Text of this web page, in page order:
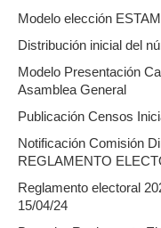
Modelo elección
Distribución inicial del
Modelo Presentación
Asamblea General
Publicación Censos
Notificación Comisión
REGLAMENTO
Reglamento electoral
15/04/24